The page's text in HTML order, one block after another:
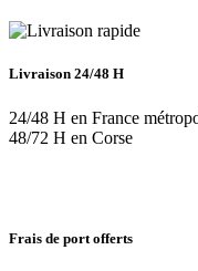
Livraison 24/48 H
24/48 H en France
48/72 H en Corse
Frais de port offerts